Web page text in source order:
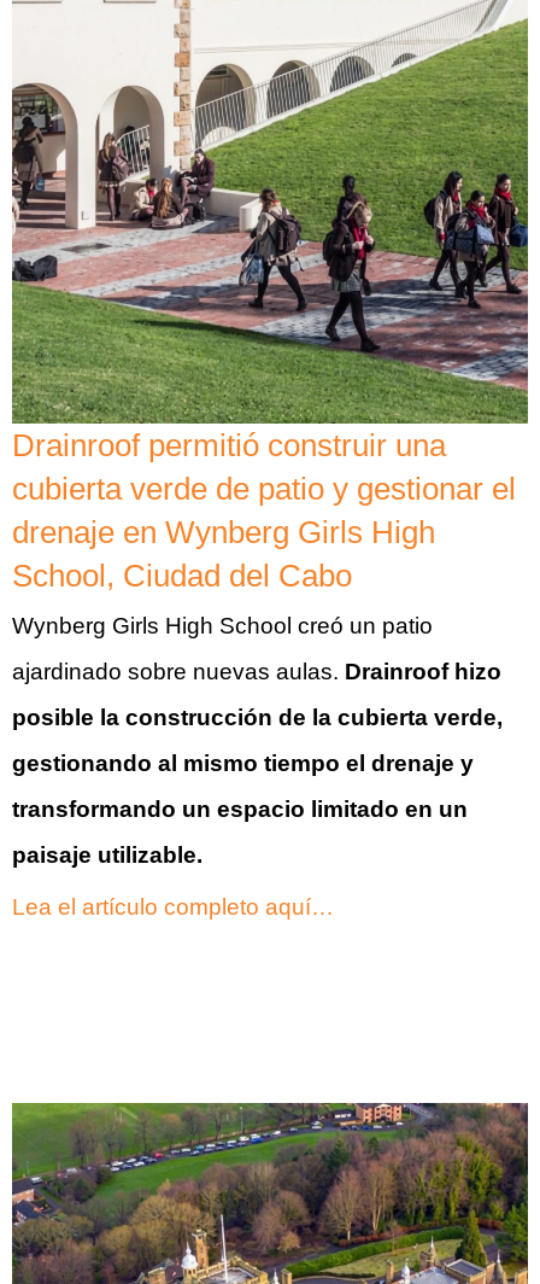
Drainroof permitió construir una
cubierta verde de patio y gestionar el
drenaje en Wynberg Girls High
School, Ciudad del Cabo
Wynberg Girls High School creó un patio
ajardinado sobre nuevas aulas. Drainroof hizo
posible la construcción de la cubierta verde,
gestionando al mismo tiempo el drenaje y
transformando un espacio limitado en un
paisaje utilizable.
Lea el artículo completo aquí…